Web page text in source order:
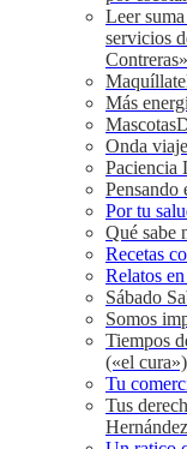
Leer
servicios
Maquíllate
Más
Mascotas
Onda
Paciencia
Pensando
Por tu
Qué sabe
Recetas
Relatos
Sábado
Somos
Tiempos
(«el
Tu
Tus